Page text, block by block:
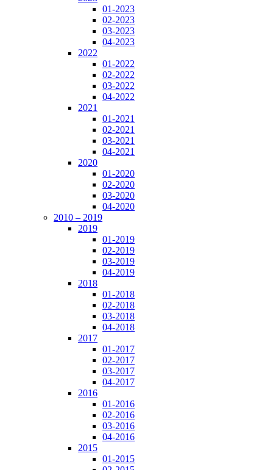
01-2023
02-2023
03-2023
04-2023
2022
01-2022
02-2022
03-2022
04-2022
2021
01-2021
02-2021
03-2021
04-2021
2020
01-2020
02-2020
03-2020
04-2020
2010 – 2019
2019
01-2019
02-2019
03-2019
04-2019
2018
01-2018
02-2018
03-2018
04-2018
2017
01-2017
02-2017
03-2017
04-2017
2016
01-2016
02-2016
03-2016
04-2016
2015
01-2015